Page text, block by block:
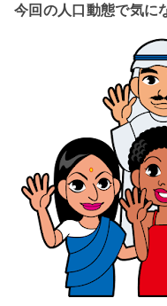
今回の人口動態で気に